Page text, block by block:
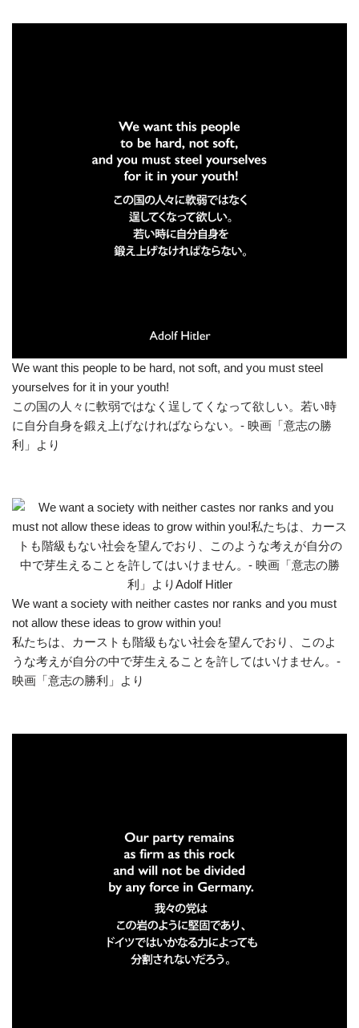
We want this people to be hard, not soft, and you must steel
yourselves for it in your youth!
この国の人々に軟弱ではなく逞してくなって欲しい。若い時
に自分自身を鍛え上げなければならない。- 映画「意志の勝
利」より
We want a society with neither castes nor ranks and you must
not allow these ideas to grow within you!
私たちは、カーストも階級もない社会を望んでおり、このよ
うな考えが自分の中で芽生えることを許してはいけません。-
映画「意志の勝利」より